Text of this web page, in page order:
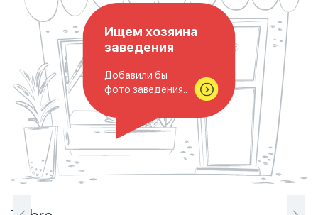
Ищем хозяина
заведения
Добавили бы
фото заведения..